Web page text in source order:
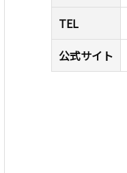
TEL
公式サイト